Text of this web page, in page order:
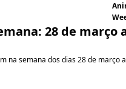
28 de março
na semana dos dias 28 de março